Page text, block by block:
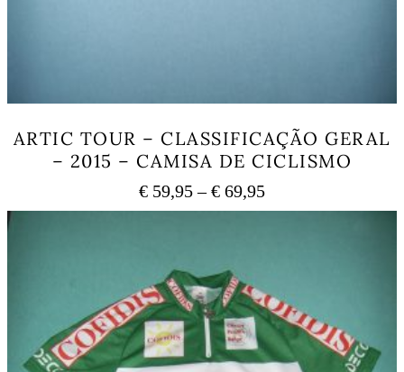
ARTIC TOUR – CLASSIFICAÇÃO GERAL
– 2015 – CAMISA DE CICLISMO
€ 59,95 – € 69,95Price
range:
multiple
variants.
The
options
may
be
chosen